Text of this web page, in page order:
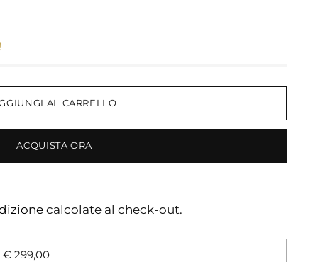
AL CARRELLO
ACQUISTA ORA
calcolate al check-out.
€ 299,00